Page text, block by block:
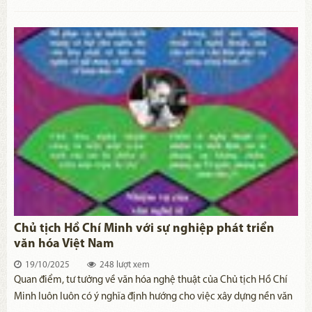
mình của dân tộc, cần tiếp tục nghiên cứu, vận dụng sáng tạo tư
tưởng Hồ Chí Minh về giải phóng con người - kim chỉ nam để
Đảng và Nhà nước ta hoàn thành nhiệm vụ xây dựng con người
Việt Nam phát triển toàn diện, tạo nền tảng cho xã hội phát triển
bền vững, tiến bộ và hạnh phúc.
Chủ tịch Hồ Chí Minh với sự nghiệp phát triển
văn hóa Việt Nam
19/10/2025 248 lượt xem
​Quan điểm, tư tưởng về văn hóa nghệ thuật của Chủ tịch Hồ Chí
Minh luôn luôn có ý nghĩa định hướng cho việc xây dựng nền văn